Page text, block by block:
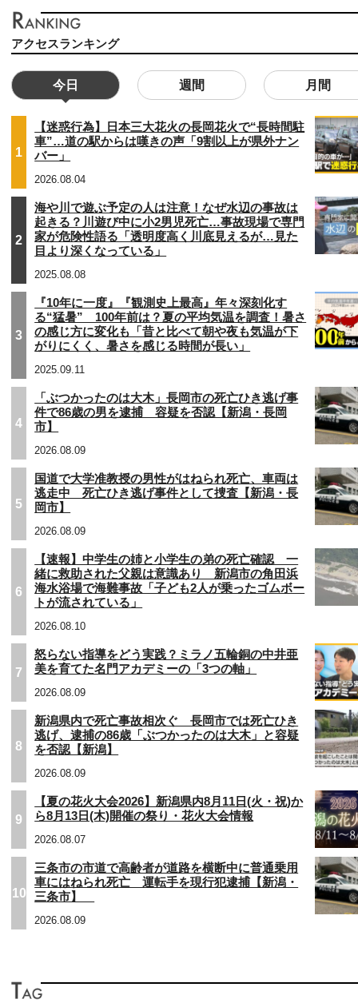
アクセスランキング
今日 週間 月間
1
【迷惑行為】日本三大花火の長岡花火で“長時間駐
車”…道の駅からは嘆きの声「9割以上が県外ナン
バー」
2026.08.04
2
海や川で遊ぶ予定の人は注意！なぜ水辺の事故は
起きる？川遊び中に小2男児死亡…事故現場で専門
家が危険性語る「透明度高く川底見えるが…見た
目より深くなっている」
2025.08.08
3
『10年に一度』『観測史上最高』年々深刻化す
る“猛暑” 100年前は？夏の平均気温を調査！暑さ
の感じ方に変化も「昔と比べて朝や夜も気温が下
がりにくく、暑さを感じる時間が長い」
2025.09.11
4
「ぶつかったのは大木」長岡市の死亡ひき逃げ事
件で86歳の男を逮捕 容疑を否認【新潟・長岡
市】
2026.08.09
5
国道で大学准教授の男性がはねられ死亡、車両は
逃走中 死亡ひき逃げ事件として捜査【新潟・長
岡市】
2026.08.09
6
【速報】中学生の姉と小学生の弟の死亡確認 一
緒に救助された父親は意識あり 新潟市の角田浜
海水浴場で海難事故「子ども2人が乗ったゴムボー
トが流されている」
2026.08.10
7
怒らない指導をどう実践？ミラノ五輪銅の中井亜
美を育てた名門アカデミーの「3つの軸」
2026.08.09
8
新潟県内で死亡事故相次ぐ 長岡市では死亡ひき
逃げ、逮捕の86歳「ぶつかったのは大木」と容疑
を否認【新潟】
2026.08.09
9
【夏の花火大会2026】新潟県内8月11日(火・祝)か
ら8月13日(木)開催の祭り・花火大会情報
2026.08.07
10
三条市の市道で高齢者が道路を横断中に普通乗用
車にはねられ死亡 運転手を現行犯逮捕【新潟・
三条市】
2026.08.09